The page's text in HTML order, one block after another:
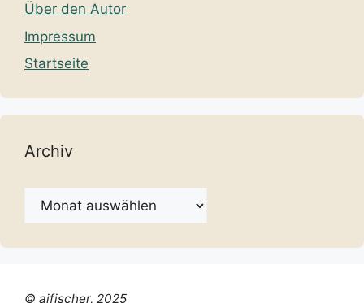
Über den Autor
Impressum
Startseite
Archiv
Archiv
© ajfischer, 2025